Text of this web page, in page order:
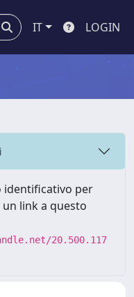
IT LOGIN
identificativo per
link a questo
20.500.117